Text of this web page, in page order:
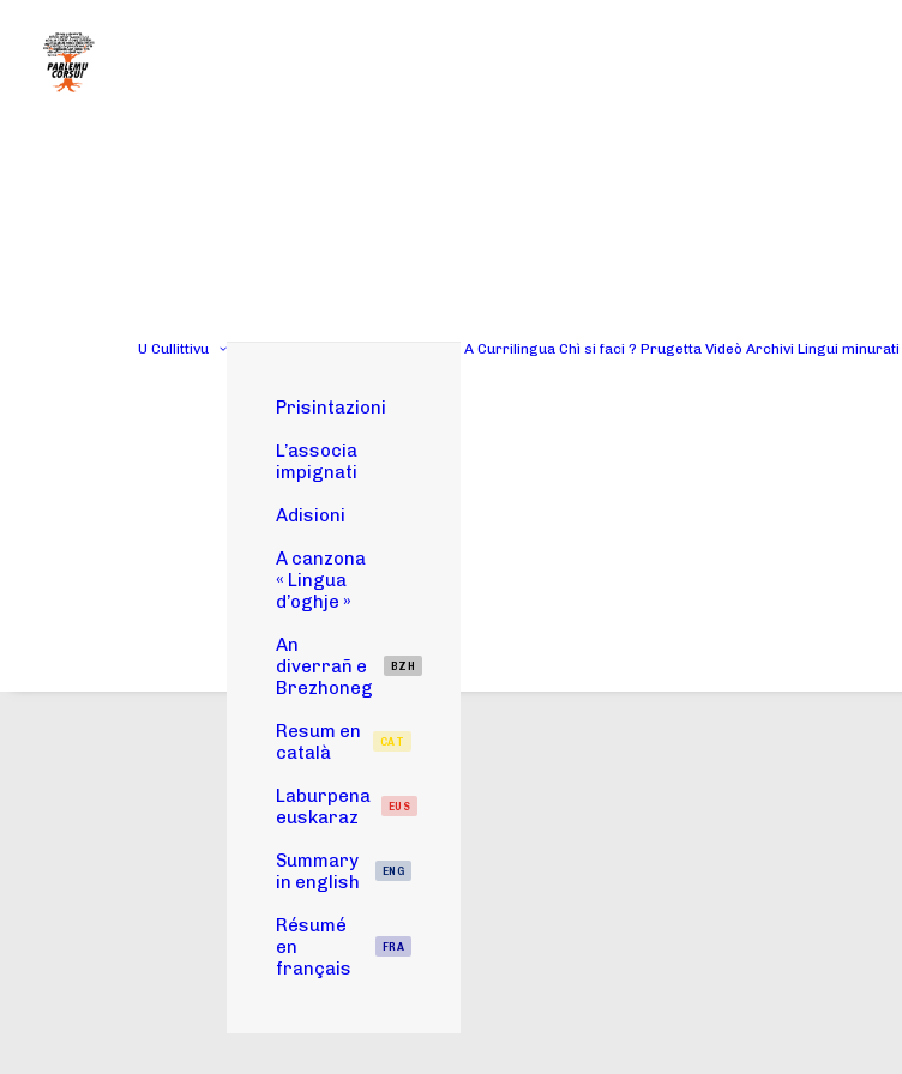
U Cullittivu
Prisintazioni
L’associa
impignati
Adisioni
A canzona
« Lingua
d’oghje »
An
diverrañ e
Brezhoneg
BZH
Resum en
català
CAT
Laburpena
euskaraz
EUS
Summary
in english
ENG
Résumé
en
français
FRA
A Currilingua Chì si faci ? Prugetta Videò Archivi Lingui minurati